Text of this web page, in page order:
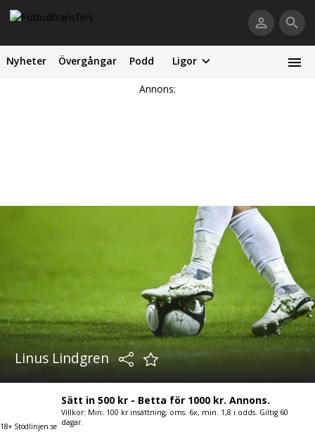
Nyheter Övergångar Podd Ligor
Annons:
Linus Lindgren
18+ Stödlinjen.se
Sätt in 500 kr - Betta för 1000 kr. Annons.
Villkor: Min. 100 kr insättning, oms. 6x, min. 1,8 i odds. Giltig 60
dagar.